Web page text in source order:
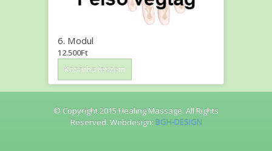
6. Modul
12.500Ft
Kosárba teszem
© Copyright 2015 Healing Massage. All Rights
Reserved. Webdesign: BGH-DESIGN